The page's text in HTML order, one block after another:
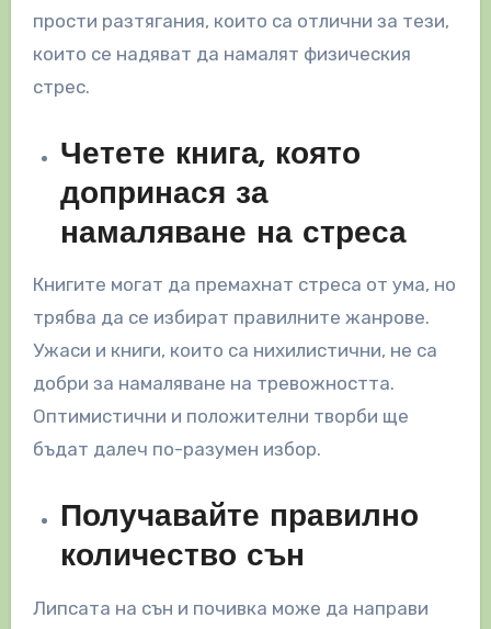
прости разтягания, които са отлични за тези,
които се надяват да намалят физическия
стрес.
Четете книга, която
допринася за
намаляване на стреса
Книгите могат да премахнат стреса от ума, но
трябва да се избират правилните жанрове.
Ужаси и книги, които са нихилистични, не са
добри за намаляване на тревожността.
Оптимистични и положителни творби ще
бъдат далеч по-разумен избор.
Получавайте правилно
количество сън
Липсата на сън и почивка може да направи